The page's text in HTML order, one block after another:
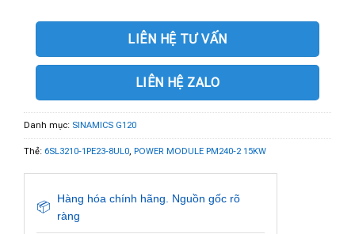
LIÊN HỆ TƯ VẤN
LIÊN HỆ ZALO
Danh mục: SINAMICS G120
Thẻ: 6SL3210-1PE23-8UL0, POWER MODULE PM240-2 15KW
📦
Hàng hóa chính hãng. Nguồn gốc rõ
ràng